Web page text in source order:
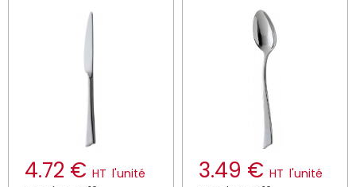
4.72 € HT l'unité
3.49 € HT l'unité